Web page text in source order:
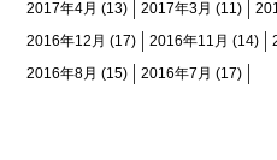
2017年4月 (13) 2017年3月 (11)
2016年12月 (17) 2016年11月 (14)
2016年8月 (15) 2016年7月 (17)